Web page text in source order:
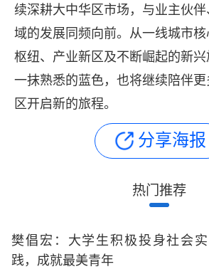
续深耕大中华区市场，与业主伙
域的发展同频向前。从一线城市
枢纽、产业新区及不断崛起的新
一抹熟悉的蓝色，也将继续陪伴
区开启新的旅程。
分享海报
热门推荐
樊倡宏：大学生积极投身社会实
践，成就最美青年